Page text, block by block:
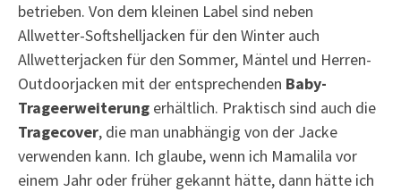
betrieben. Von dem kleinen Label sind neben
Allwetter-Softshelljacken für den Winter auch
Allwetterjacken für den Sommer, Mäntel und Herren-
Outdoorjacken mit der entsprechenden Baby-
Trageerweiterung erhältlich. Praktisch sind auch die
Tragecover, die man unabhängig von der Jacke
verwenden kann. Ich glaube, wenn ich Mamalila vor
einem Jahr oder früher gekannt hätte, dann hätte ich